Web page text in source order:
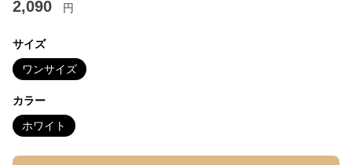
2,090 円
サイズ
ワンサイズ
カラー
ホワイト